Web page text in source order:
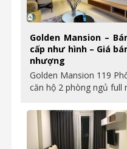
Golden Mansion –
cấp như hình – Giá
nhượng
Golden Mansion 119
căn hộ 2 phòng ngủ full